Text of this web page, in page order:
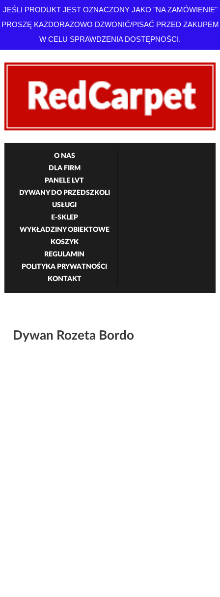
JEŚLI PRODUKT JEST OZNACZONY JAKO "NA ZAMÓWIENIE"
PROSZĘ KAŻDORAZOWO DZWONIĆ/PISAĆ PRZED ZAKUPEM
W CELU SPRAWDZENIA DOSTĘPNOŚCI.
O NAS
DLA FIRM
PANELE LVT
DYWANY DO PRZEDSZKOLI
USŁUGI
E-SKLEP
WYKŁADZINY OBIEKTOWE
KOSZYK
REGULAMIN
POLITYKA PRYWATNOŚCI
KONTAKT
Dywan Rozeta Bordo